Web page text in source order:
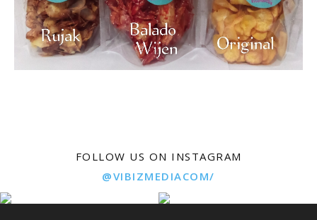
FOLLOW US ON INSTAGRAM
@VIBIZMEDIACOM/